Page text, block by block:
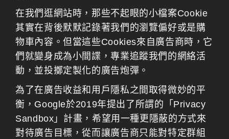
在我們逛網站時，那些不起眼的小檔案Cookie
其實在背後默默記錄著我們的瀏覽偏好或是購
物車內容。但當這些Cookies來自廣告商時，它
們就變身成為小間諜，專業追蹤我們的網絡活
動，並投擲定製化的廣告炮彈。
為了在廣告收益和用戶隱私之間取得微妙的平
衡，Google於2019年提出了所謂的「Privacy
Sandbox」計畫，希望用一種更隱蔽的方式來
對待廣告目標，從而讓廣告商只能對特定群組